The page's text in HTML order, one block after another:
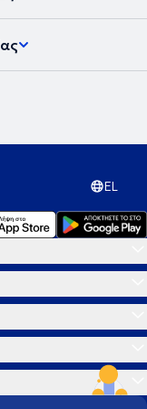
για
EL